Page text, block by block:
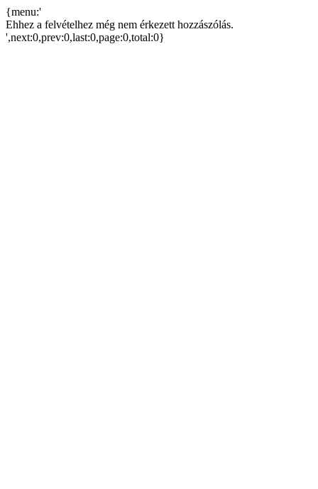
{menu:'
Ehhez a felvételhez még nem érkezett hozzászólás.
',next:0,prev:0,last:0,page:0,total:0}